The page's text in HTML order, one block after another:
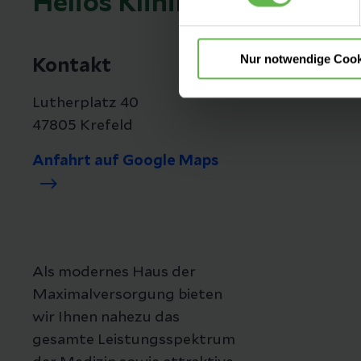
Nur notwendige
Kontakt
Lutherplatz 40
47805 Krefeld
Anfahrt auf Google Maps
Als modernes Haus der
Maximalversorgung bieten
wir Ihnen nahezu das
gesamte Leistungsspektrum